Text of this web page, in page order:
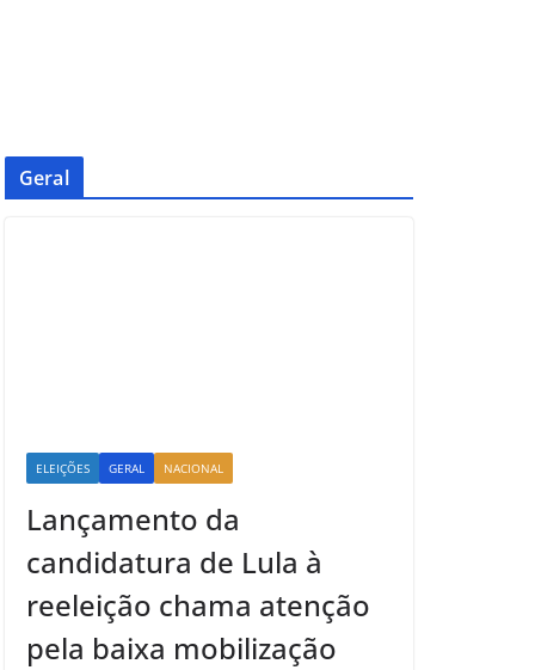
Geral
ELEIÇÕES GERAL NACIONAL
Lançamento da
candidatura de Lula à
reeleição chama atenção
pela baixa mobilização